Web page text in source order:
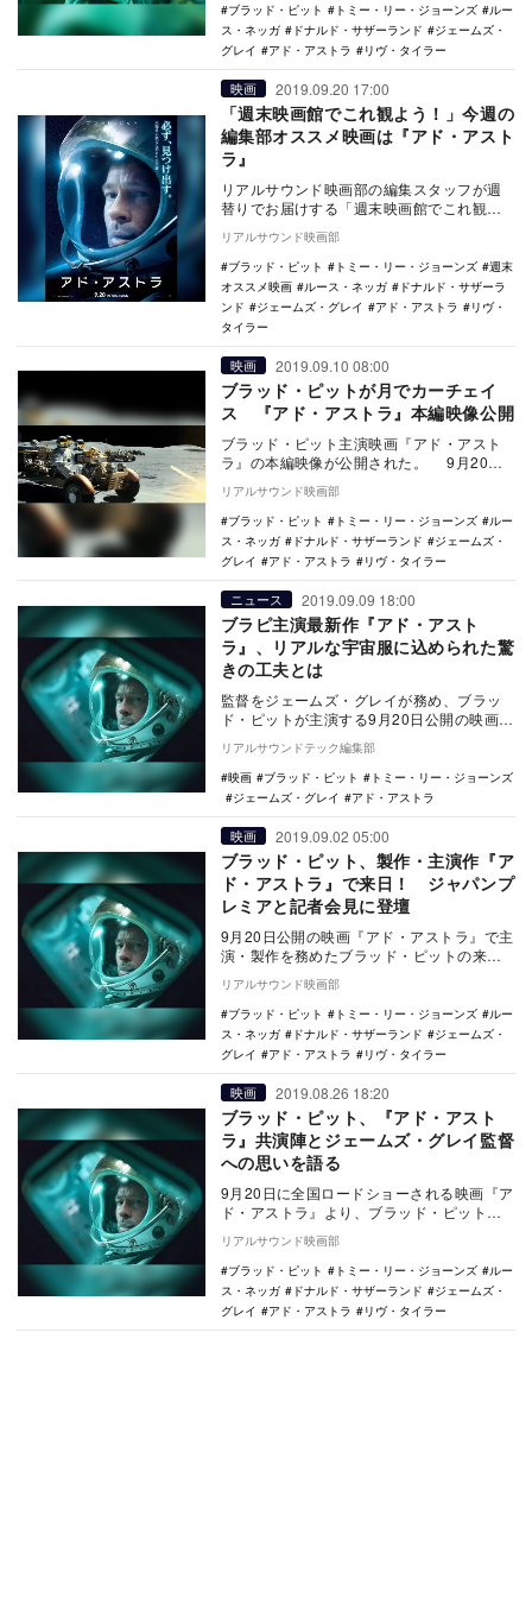
ブラッド・ピット
トミー・リー・ジョーンズ
ルー
ス・ネッガ
ドナルド・サザーランド
ジェームズ・
グレイ
アド・アストラ リヴ・タイラー
映画 2019.09.20 17:00
「週末映画館でこれ観よう！」今週の
編集部オススメ映画は『アド・アスト
ラ』
リアルサウンド映画部の編集スタッフが週
替りでお届けする「週末映画館でこれ観よ
う！」。毎週末にオススメ映画・特集上映
をご紹介。今週…
リアルサウンド映画部
ブラッド・ピット
トミー・リー・ジョーンズ
週末
オススメ映画
ルース・ネッガ
ドナルド・サザーラ
ンド
ジェームズ・グレイ アド・アストラ
リヴ・
タイラー
映画 2019.09.10 08:00
ブラッド・ピットが月でカーチェイ
ス 『アド・アストラ』本編映像公開
ブラッド・ピット主演映画『アド・アスト
ラ』の本編映像が公開された。 9月20日
より公開となる本作は、ピット演じる主人
公ロイ・…
リアルサウンド映画部
ブラッド・ピット
トミー・リー・ジョーンズ
ルー
ス・ネッガ
ドナルド・サザーランド
ジェームズ・
グレイ
アド・アストラ リヴ・タイラー
ニュース 2019.09.09 18:00
ブラピ主演最新作『アド・アスト
ラ』、リアルな宇宙服に込められた驚
きの工夫とは
監督をジェームズ・グレイが務め、ブラッ
ド・ピットが主演する9月20日公開の映画
『アド・アストラ』。同作の衣装に隠され
た“工夫”が…
リアルサウンドテック編集部
映画
ブラッド・ピット
トミー・リー・ジョーンズ
ジェームズ・グレイ
アド・アストラ
映画 2019.09.02 05:00
ブラッド・ピット、製作・主演作『ア
ド・アストラ』で来日！ ジャパンプ
レミアと記者会見に登壇
9月20日公開の映画『アド・アストラ』で主
演・製作を務めたブラッド・ピットの来日
が決定した。 本作は、世界的人気俳優ピ
ット演…
リアルサウンド映画部
ブラッド・ピット
トミー・リー・ジョーンズ
ルー
ス・ネッガ
ドナルド・サザーランド
ジェームズ・
グレイ
アド・アストラ リヴ・タイラー
映画 2019.08.26 18:20
ブラッド・ピット、『アド・アスト
ラ』共演陣とジェームズ・グレイ監督
への思いを語る
9月20日に全国ロードショーされる映画『ア
ド・アストラ』より、ブラッド・ピットの
コメントが公開された。 本作は、『ムー
ンライ…
リアルサウンド映画部
ブラッド・ピット
トミー・リー・ジョーンズ
ルー
ス・ネッガ
ドナルド・サザーランド
ジェームズ・
グレイ
アド・アストラ リヴ・タイラー